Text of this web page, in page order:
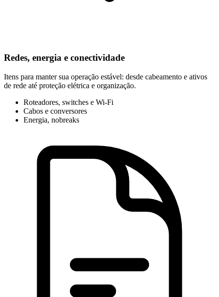
Redes, energia e conectividade
Itens para manter sua operação estável: desde cabeamento e ativos
de rede até proteção elétrica e organização.
Roteadores, switches e Wi-Fi
Cabos e conversores
Energia, nobreaks